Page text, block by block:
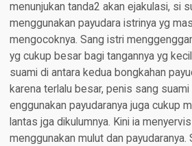
menunjukan tanda2 akan ejakulasi, si
menggunakan payudara istrinya yg
mengocoknya. Sang istri
yg cukup besar bagi tangannya yg
suami di antara kedua bongkahan
karena terlalu besar, penis sang
enggunakan payudaranya juga cukup
lantas jga dikulumnya. Kini ia
menggunakan mulut dan payudaranya.